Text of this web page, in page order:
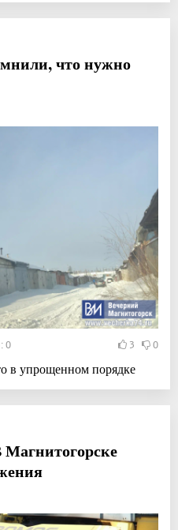
что нужно
0 3 0
в упрощенном порядке